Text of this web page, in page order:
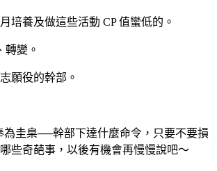
培養及做這些活動 CP 值蠻低的。
轉變。
願役的幹部。
圭臬──幹部下達什麼命令，只要不要損
些奇葩事，以後有機會再慢慢說吧～